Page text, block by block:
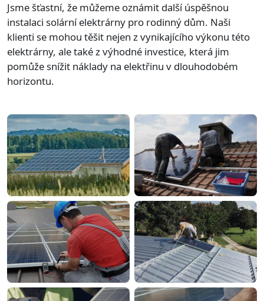
Jsme šťastní, že můžeme oznámit další úspěšnou
instalaci solární elektrárny pro rodinný dům. Naši
klienti se mohou těšit nejen z vynikajícího výkonu této
elektrárny, ale také z výhodné investice, která jim
pomůže snížit náklady na elektřinu v dlouhodobém
horizontu.